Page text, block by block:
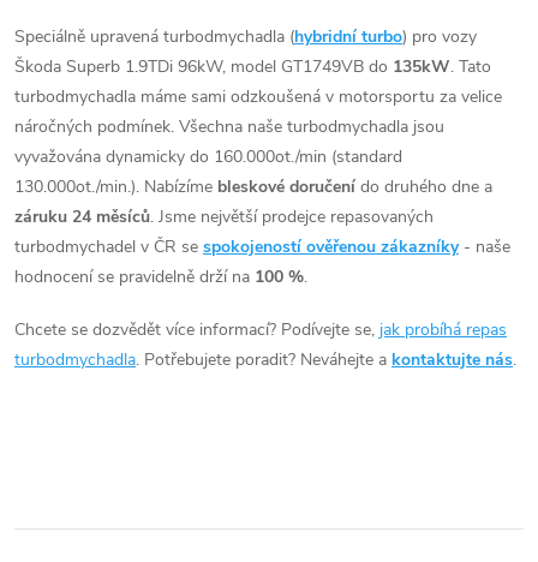
ů
ů
AVF AWX.
v
l
á
d
a
c
í
p
k
Speciálně upravená turbodmychadla (hybridní turbo) pro vozy
Škoda Superb 1.9TDi 96kW, model GT1749VB do 135kW. Tato
turbodmychadla máme sami odzkoušená v motorsportu za velice
náročných podmínek. Všechna naše turbodmychadla jsou
vyvažována dynamicky do 160.000ot./min (standard
130.000ot./min.). Nabízíme bleskové doručení do druhého dne a
záruku 24 měsíců. Jsme největší prodejce repasovaných
turbodmychadel v ČR se spokojeností ověřenou zákazníky- naše
hodnocení se pravidelně drží na 100 %.
Chcete se dozvědět více informací? Podívejte se, jak probíhá repas
turbodmychadla. Potřebujete poradit? Neváhejte a kontaktujte nás.